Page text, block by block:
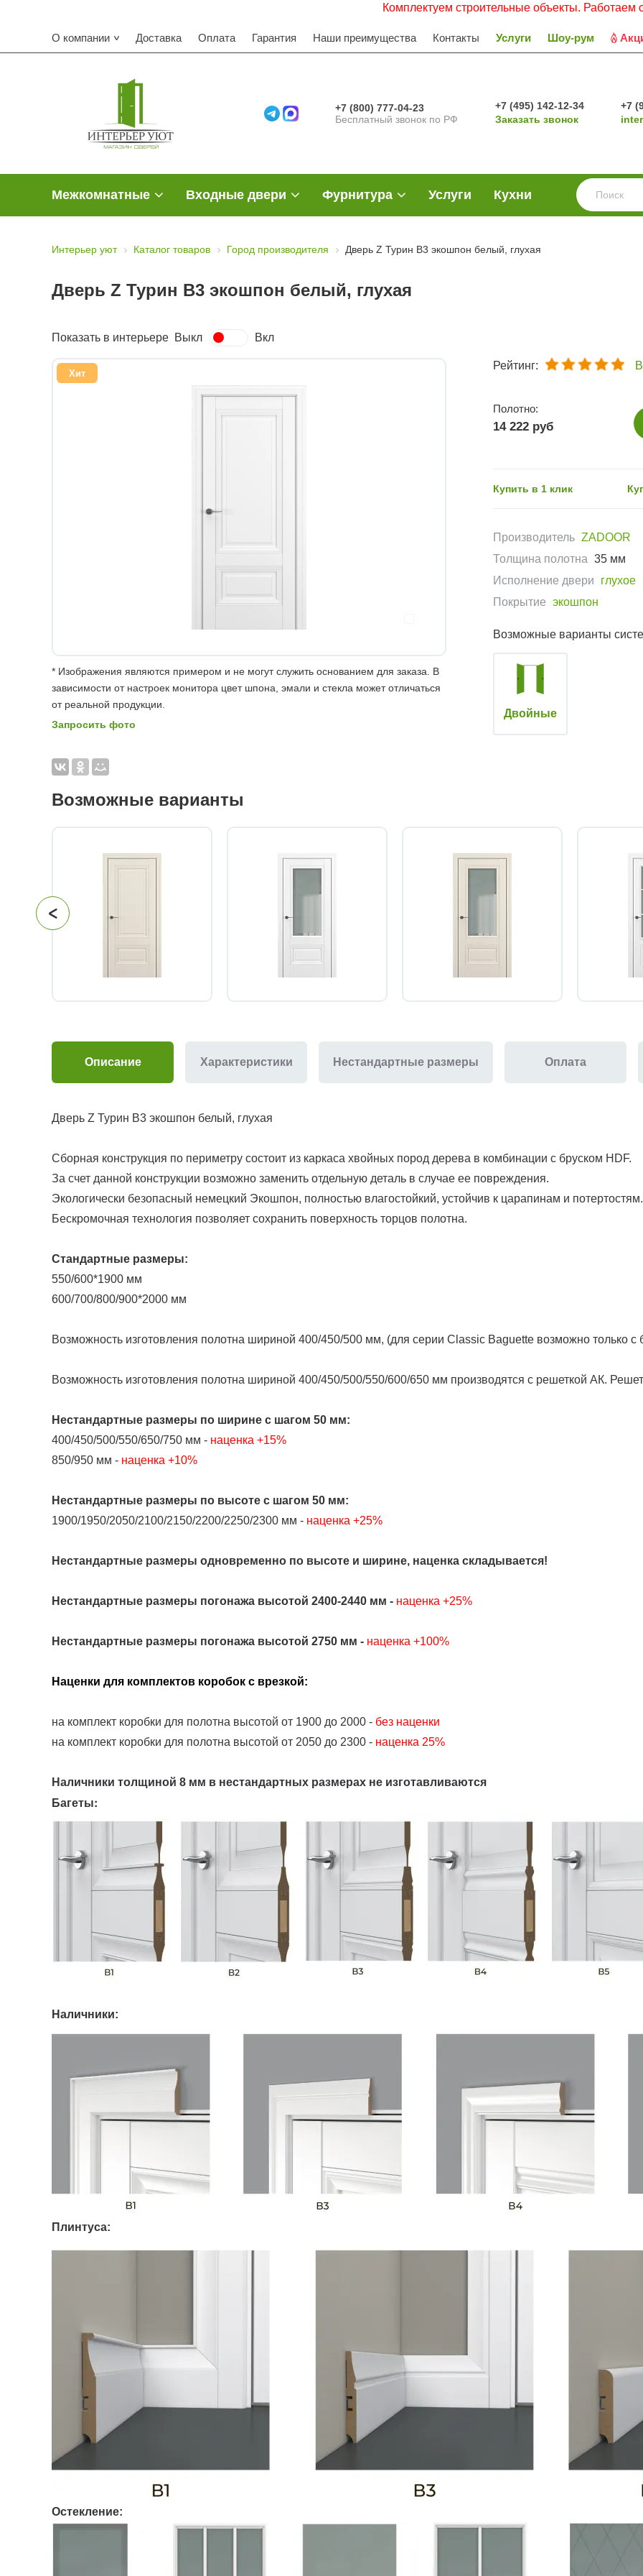
Комплектуем строительные объекты. Работаем с НДС.
О компании Доставка Оплата Гарантия Наши преимущества Контакты Услуги Шоу-рум
+7 (800) 777-04-23
Бесплатный звонок по РФ
+7 (495) 142-12-34
Заказать звонок
+7
Межкомнатные Входные двери Фурнитура Услуги Кухни
Интерьер уют Каталог товаров Город производителя Дверь Z Турин В3 экошпон белый, глухая
Дверь Z Турин В3 экошпон белый, глухая
Показать в интерьере Выкл Вкл
Хит
* Изображения являются примером и не могут служить основанием для заказа. В
зависимости от настроек монитора цвет шпона, эмали и стекла может отличаться
от реальной продукции.
Запросить фото
Рейтинг:
Полотно:
14 222 руб
Купить в 1 клик
Производитель ZADOOR
Толщина полотна 35 мм
Исполнение двери
глухое
Покрытие экошпон
Возможные варианты
Двойные
Возможные варианты
Описание Характеристики Нестандартные размеры Оплата
Дверь Z Турин В3 экошпон белый, глухая
Сборная конструкция по периметру состоит из каркаса хвойных пород дерева в комбинации с бруском HDF.
За счет данной конструкции возможно заменить отдельную деталь в случае ее повреждения.
Экологически безопасный немецкий Экошпон, полностью влагостойкий, устойчив к царапинам и потертостям.
Бескромочная технология позволяет сохранить поверхность торцов полотна.
Стандартные размеры:
550/600*1900 мм
600/700/800/900*2000 мм
Возможность изготовления полотна шириной 400/450/500 мм, (для серии Classic Baguette возможно только с
Возможность изготовления полотна шириной 400/450/500/550/600/650 мм производятся с решеткой АК.
Нестандартные размеры по ширине с шагом 50 мм:
400/450/500/550/650/750 мм - наценка +15%
850/950 мм - наценка +10%
Нестандартные размеры по высоте с шагом 50 мм:
1900/1950/2050/2100/2150/2200/2250/2300 мм - наценка +25%
Нестандартные размеры одновременно по высоте и ширине, наценка складывается!
Нестандартные размеры погонажа высотой 2400-2440 мм - наценка +25%
Нестандартные размеры погонажа высотой 2750 мм - наценка +100%
Наценки для комплектов коробок с врезкой:
на комплект коробки для полотна высотой от 1900 до 2000 - без наценки
на комплект коробки для полотна высотой от 2050 до 2300 - наценка 25%
Наличники толщиной 8 мм в нестандартных размерах не изготавливаются
Багеты:
Наличники:
Плинтуса:
Остекление: